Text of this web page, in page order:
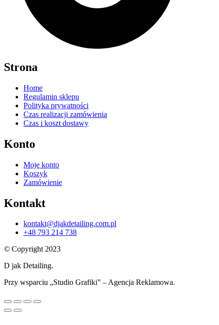
Strona
Home
Regulamin sklepu
Polityka prywatności
Czas realizacji zamówienia
Czas i koszt dostawy
Konto
Moje konto
Koszyk
Zamówienie
Kontakt
kontakt@djakdetailing.com.pl
+48 793 214 738
© Copyright 2023
D jak Detailing.
Przy wsparciu „Studio Grafiki” – Agencja Reklamowa.